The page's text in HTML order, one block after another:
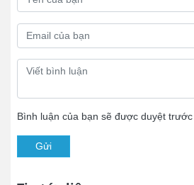
Bình luận của bạn sẽ được duyệt
Gửi